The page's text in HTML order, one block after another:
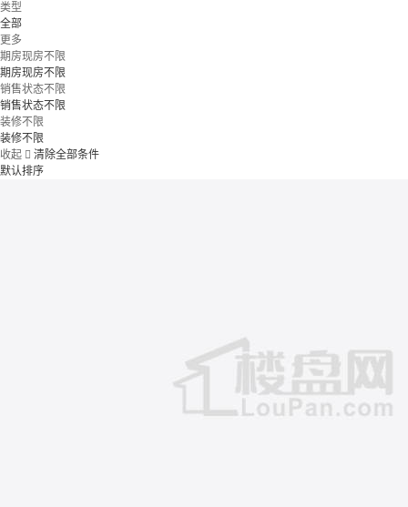
类型
全部
更多
期房现房不限
期房现房不限
销售状态不限
销售状态不限
装修不限
装修不限
收起  清除全部条件
默认排序